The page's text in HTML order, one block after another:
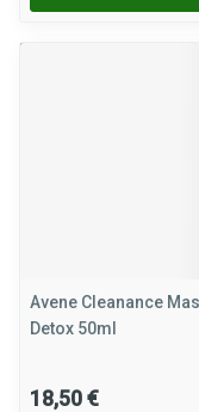
Avene Cleanance
Detox 50ml
18,50 €